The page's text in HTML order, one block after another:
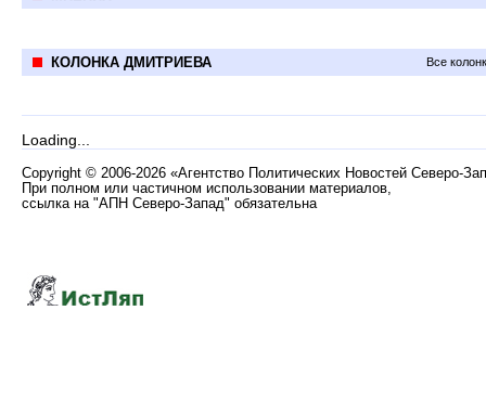
КОЛОНКА ДМИТРИЕВА Все
Loading...
Copyright © 2006-2026 «Агентство Политических Новостей Северо-
При полном или частичном использовании материалов,
ссылка на "АПН Северо-Запад" обязательна